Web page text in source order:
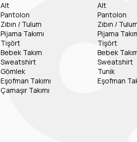
Alt
Pantolon
Zıbın / Tulum
Pijama Takımı
Tişört
Bebek Takım
Sweatshirt
Gömlek
Eşofman Takımı
Çamaşır Takımı
Alt
Pantolon
Zıbın /
Pijama
Tişört
Bebek
Sweatshirt
Tunik
Eşofman